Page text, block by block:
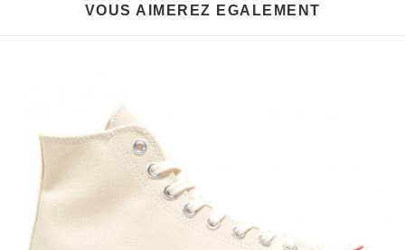
VOUS AIMEREZ EGALEMENT